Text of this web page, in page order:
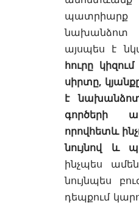
պատրիարք
այսպես է
հուրը
սիրտը,
է
գործերի
որովհետև
նույնով և
ինչպես
նույնպես
դեպքում